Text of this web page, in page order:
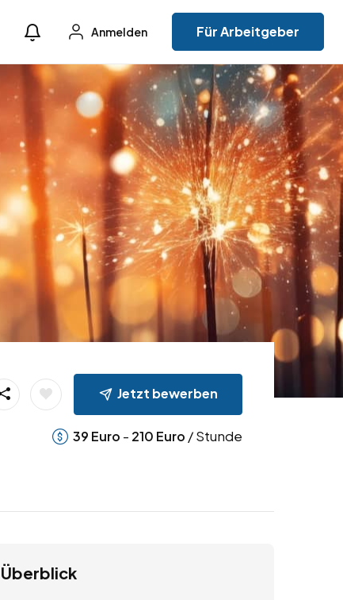
Anmelden Für Arbeitgeber
Jetzt bewerben
39 Euro - 210 Euro / Stunde
Überblick